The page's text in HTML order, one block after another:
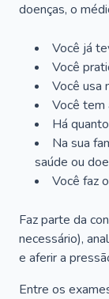
doenças, o
Você já
Você
Você usa
Você tem
Há
Na sua
saúde ou
Você faz
Faz parte da
necessário),
e aferir a
Entre os